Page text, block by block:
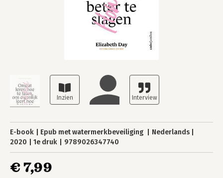
E-book Epub met watermerkbeveiliging
Nederlands
2020
1e druk 9789026347740
€ 7,99